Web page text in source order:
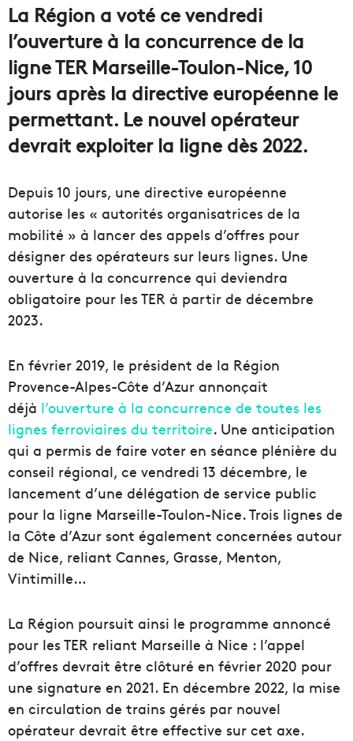
La Région a voté ce vendredi
l’ouverture à la concurrence de la
ligne TER Marseille-Toulon-Nice, 10
jours après la directive européenne le
permettant. Le nouvel opérateur
devrait exploiter la ligne dès 2022.
Depuis 10 jours, une directive européenne
autorise les « autorités organisatrices de la
mobilité » à lancer des appels d’offres pour
désigner des opérateurs sur leurs lignes. Une
ouverture à la concurrence qui deviendra
obligatoire pour les TER à partir de décembre
2023.
En février 2019, le président de la Région
Provence-Alpes-Côte d’Azur annonçait
déjà l’ouverture à la concurrence de toutes les
lignes ferroviaires du territoire. Une anticipation
qui a permis de faire voter en séance plénière du
conseil régional, ce vendredi 13 décembre, le
lancement d’une délégation de service public
pour la ligne Marseille-Toulon-Nice. Trois lignes de
la Côte d’Azur sont également concernées autour
de Nice, reliant Cannes, Grasse, Menton,
Vintimille…
La Région poursuit ainsi le programme annoncé
pour les TER reliant Marseille à Nice : l’appel
d’offres devrait être clôturé en février 2020 pour
une signature en 2021. En décembre 2022, la mise
en circulation de trains gérés par nouvel
opérateur devrait être effective sur cet axe.